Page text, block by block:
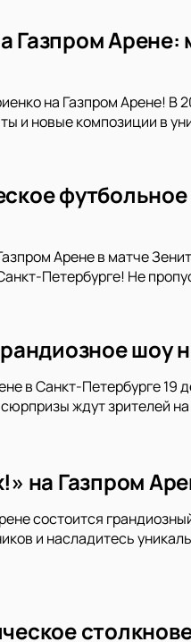
Газпром Арене:
на Газпром Арене! В
и новые композиции в
Арене в матче
Петербурге! Не
шоу
в Санкт-Петербурге 19
ждут зрителей
на Газпром
состоится
и насладитесь